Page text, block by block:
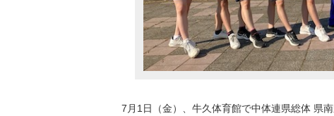
7月1日（金）、牛久体育館で中体連県総体 県